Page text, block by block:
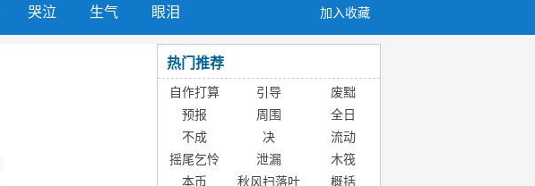
加入收藏
哭泣 生气 眼泪
热门推荐
自作打算 引导
废黜
预报
周围
全日
不成
决
流动
摇尾乞怜
泄漏
木筏
本币
秋风扫落叶
概括